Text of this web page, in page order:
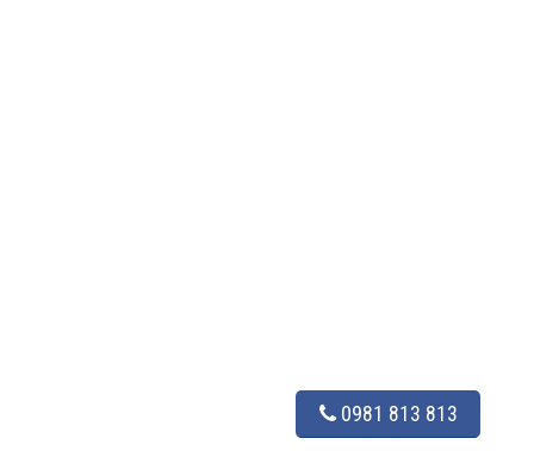
0981 813 813